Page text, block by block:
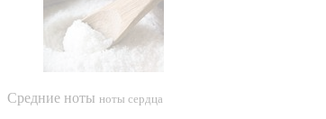
Средние ноты ноты сердца